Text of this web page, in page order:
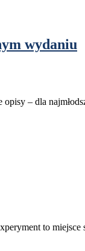
wydaniu
– dla
to